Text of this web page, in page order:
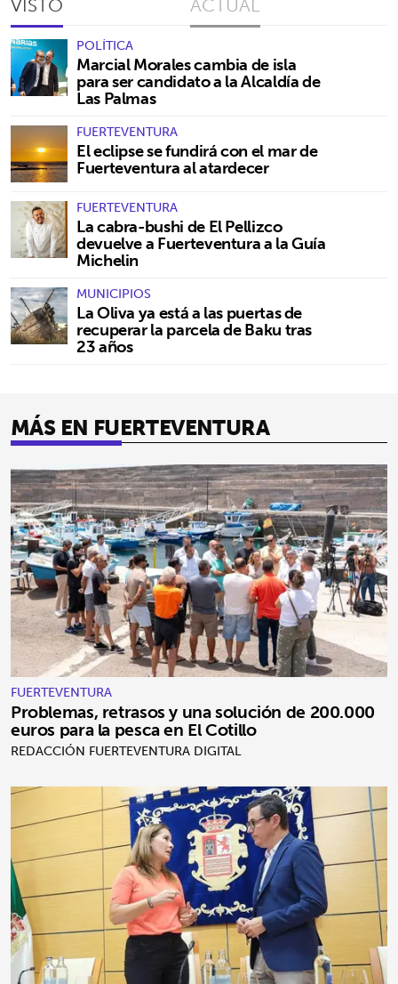
POLÍTICA
Marcial Morales cambia de isla
para ser candidato a la Alcaldía de
Las Palmas
FUERTEVENTURA
El eclipse se fundirá con el mar de
Fuerteventura al atardecer
FUERTEVENTURA
La cabra-bushi de El Pellizco
devuelve a Fuerteventura a la Guía
Michelin
MUNICIPIOS
La Oliva ya está a las puertas de
recuperar la parcela de Baku tras
23 años
MÁS EN FUERTEVENTURA
FUERTEVENTURA
Problemas, retrasos y una solución de 200.000
euros para la pesca en El Cotillo
REDACCIÓN FUERTEVENTURA DIGITAL